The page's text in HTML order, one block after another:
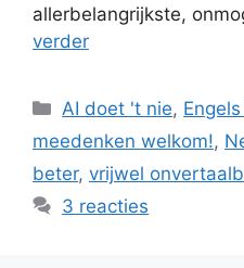
allerbelangrijkste,
verder
Categorieën
AI doet 't nie,
meedenken welkom!,
beter, vrijwel
3 reacties